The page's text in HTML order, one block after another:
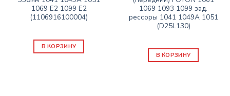
1069 Е2 1099 Е2
(1106916100004)
В КОРЗИНУ
1069 1093 1099 зад.
рессоры 1041 1049А 1051
(D25L130)
В КОРЗИНУ